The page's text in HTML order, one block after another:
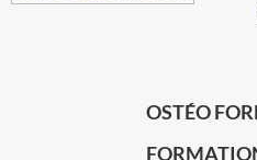
OSTÉO